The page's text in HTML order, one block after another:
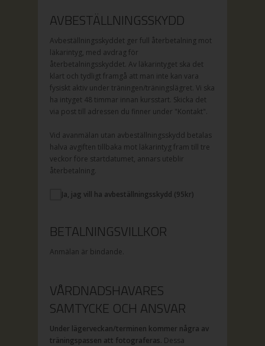
AVBESTÄLLNINGSSKYDD
Avbeställningsskyddet ger full återbetalning mot
läkarintyg, med avdrag för
återbetalningsskyddet. Av läkarintyget ska det
klart och tydligt framgå att man inte kan vara
fysiskt aktiv under träningen/träningslägret. Vi ska
ha intyget 48 timmar innan kursstart. Skicka det
via post till adressen du finner under "Kontakt".
Vid avanmälan utan avbeställningsskydd betalas
halva avgiften tillbaka mot läkarintyg fram till tre
veckor före startdatumet, annars uteblir
återbetalning.
Ja, jag vill ha avbeställningsskydd (95kr)
BETALNINGSVILLKOR
Anmälan är bindande.
VÅRDNADSHAVARES
SAMTYCKE OCH ANSVAR
Under lägerveckan/terminen kommer några av
träningspassen att fotograferas. Dessa